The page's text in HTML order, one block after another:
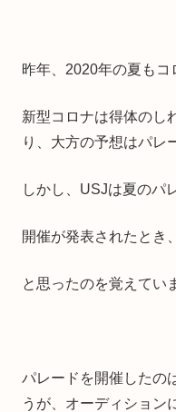
昨年、2020年の夏もコ
新型コロナは得体のし
り、大方の予想はパレ
しかし、USJは夏のパ
開催が発表されたとき
と思ったのを覚えてい
パレードを開催したの
うが、オーディション